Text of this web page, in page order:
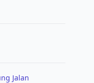
Jalan